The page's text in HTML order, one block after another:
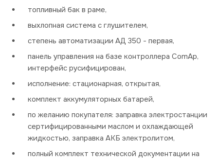
топливный бак в раме,
выхлопная система с глушителем,
степень автоматизации АД 350 - первая,
панель управления на базе контроллера ComAp,
интерфейс русифицирован,
исполнение: стационарная, открытая,
комплект аккумуляторных батарей,
по желанию покупателя: заправка электростанции
сертифицированными маслом и охлаждающей
жидкостью, заправка АКБ электролитом,
полный комплект технической документации на